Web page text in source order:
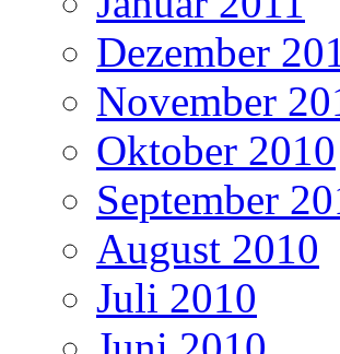
Dezember
November
Oktober 2010
September
August 2010
Juli 2010